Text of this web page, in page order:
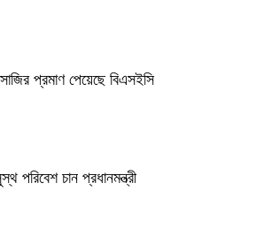
প্রমাণ পেয়েছে বিএসইসি
পরিবেশ চান প্রধানমন্ত্রী